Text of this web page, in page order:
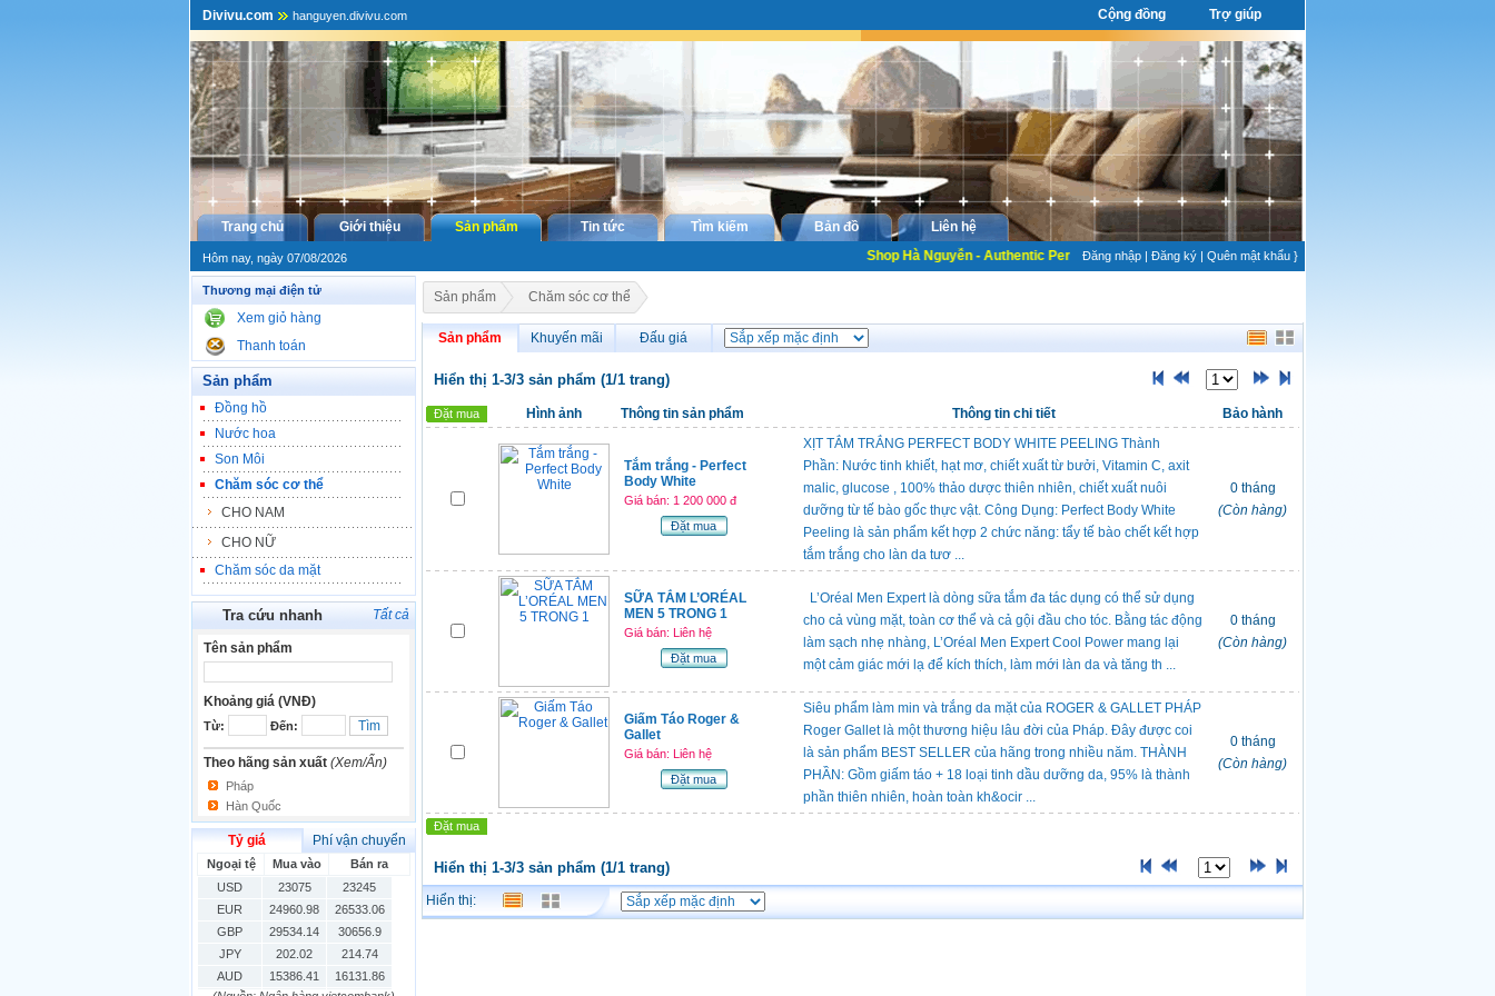
Divivu.com hanguyen.divivu.com Cộng đồng Trợ giúp
Trang chủ Giới thiệu Sản phẩm Tin tức Tìm kiếm Bản đồ Liên hệ
Hôm nay, ngày 07/08/2026 Shop Hà Nguyễn - Authentic PerfumeĐăng nhập | Đăng ký | Quên mật khẩu }
Thương mại điện tử
Xem giỏ hàng
Thanh toán
Sản phẩm
Đồng hồ
Nước hoa
Son Môi
Chăm sóc cơ thể
CHO NAM
CHO NỮ
Chăm sóc da mặt
Tra cứu nhanh Tất cả
Tên sản phẩm
Khoảng giá (VNĐ)
Từ: Đến:
Theo hãng sản xuất (Xem/Ẩn)
Pháp
Hàn Quốc
Tỷ giá Phí vận chuyển
Ngoại tệ Mua vào
Bán ra
USD
23075
23245
EUR
24960.98
26533.06
GBP
29534.14
30656.9
JPY
202.02
214.74
AUD
15386.41
16131.86
Sản phẩm Chăm sóc cơ thể
Sản phẩm Khuyến mãi Đấu giá
Hiển thị 1-3/3 sản phẩm (1/1 trang)
Đặt mua Hình ảnh Thông tin sản phẩm Thông tin chi tiết Bảo hành
Tắm trắng - Perfect
Body White
Giá bán: 1 200 000 đ
Đặt mua
XỊT TẮM TRẮNG PERFECT BODY WHITE PEELING Thành
Phần: Nước tinh khiết, hạt mơ, chiết xuất từ bưởi, Vitamin C, axit
malic, glucose , 100% thảo dược thiên nhiên, chiết xuất nuôi
dưỡng từ tế bào gốc thực vật. Công Dụng: Perfect Body White
Peeling là sản phẩm kết hợp 2 chức năng: tẩy tế bào chết kết hợp
tắm trắng cho làn da tươ ...
0 tháng
(Còn hàng)
SỮA TẮM L’ORÉAL
MEN 5 TRONG 1
Giá bán: Liên hệ
Đặt mua
L’Oréal Men Expert là dòng sữa tắm đa tác dụng có thể sử dụng
cho cả vùng mặt, toàn cơ thể và cả gội đầu cho tóc. Bằng tác động
làm sạch nhẹ nhàng, L’Oréal Men Expert Cool Power mang lại
một cảm giác mới lạ để kích thích, làm mới làn da và tăng th ...
0 tháng
(Còn hàng)
Giấm Táo Roger &
Gallet
Giá bán: Liên hệ
Đặt mua
Siêu phẩm làm min và trắng da mặt của ROGER & GALLET PHÁP
Roger Gallet là một thương hiệu lâu đời của Pháp. Đây được coi
là sản phẩm BEST SELLER của hãng trong nhiều năm. THÀNH
PHẦN: Gồm giấm táo + 18 loại tinh dầu dưỡng da, 95% là thành
phần thiên nhiên, hoàn toàn kh&ocir ...
0 tháng
(Còn hàng)
Đặt mua
Hiển thị 1-3/3 sản phẩm (1/1 trang)
Hiển thị: